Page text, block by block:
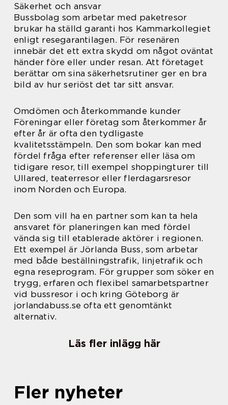
Säkerhet och ansvar
Bussbolag som arbetar med paketresor
brukar ha ställd garanti hos Kammarkollegiet
enligt resegarantilagen. För resenären
innebär det ett extra skydd om något oväntat
händer före eller under resan. Att företaget
berättar om sina säkerhetsrutiner ger en bra
bild av hur seriöst det tar sitt ansvar.
Omdömen och återkommande kunder
Föreningar eller företag som återkommer år
efter år är ofta den tydligaste
kvalitetsstämpeln. Den som bokar kan med
fördel fråga efter referenser eller läsa om
tidigare resor, till exempel shoppingturer till
Ullared, teaterresor eller flerdagarsresor
inom Norden och Europa.
Den som vill ha en partner som kan ta hela
ansvaret för planeringen kan med fördel
vända sig till etablerade aktörer i regionen.
Ett exempel är Jörlanda Buss, som arbetar
med både beställningstrafik, linjetrafik och
egna reseprogram. För grupper som söker en
trygg, erfaren och flexibel samarbetspartner
vid bussresor i och kring Göteborg är
jorlandabuss.se ofta ett genomtänkt
alternativ.
Läs fler inlägg här
Fler nyheter